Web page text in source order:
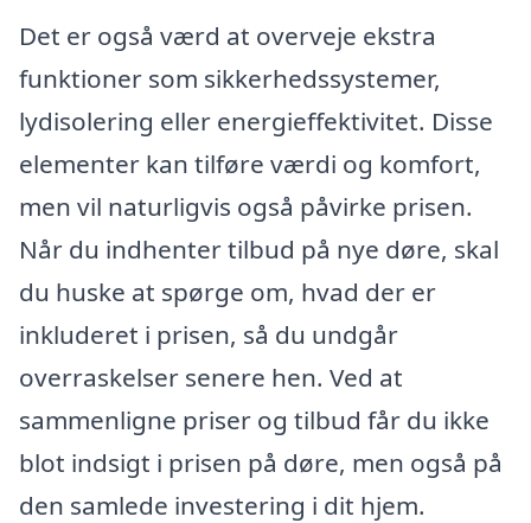
Det er også værd at overveje ekstra
funktioner som sikkerhedssystemer,
lydisolering eller energieffektivitet. Disse
elementer kan tilføre værdi og komfort,
men vil naturligvis også påvirke prisen.
Når du indhenter tilbud på nye døre, skal
du huske at spørge om, hvad der er
inkluderet i prisen, så du undgår
overraskelser senere hen. Ved at
sammenligne priser og tilbud får du ikke
blot indsigt i prisen på døre, men også på
den samlede investering i dit hjem.